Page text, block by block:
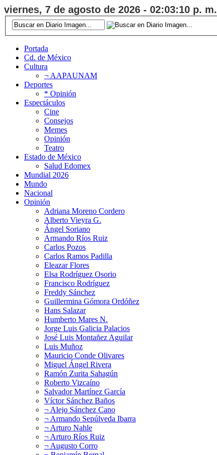
viernes, 7 de agosto de 2026 - 02:03:11 p. m.
Portada
Cd. de México
Cultura
¬ AAPAUNAM
Deportes
* Opinión
Espectáculos
Cine
Consejos
Memes
Opinión
Teatro
Estado de México
Salud Edomex
Mundial 2026
Mundo
Nacional
Opinión
Adriana Moreno Cordero
Alberto Vieyra G.
Ángel Soriano
Armando Ríos Ruiz
Carlos Pozos
Carlos Ramos Padilla
Eleazar Flores
Elsa Rodríguez Osorio
Francisco Rodríguez
Freddy Sánchez
Guillermina Gómora Ordóñez
Hans Salazar
Humberto Mares N.
Jorge Luis Galicia Palacios
José Luis Montañez Aguilar
Luis Muñoz
Mauricio Conde Olivares
Miguel Ángel Rivera
Ramón Zurita Sahagún
Roberto Vizcaíno
Salvador Martínez García
Víctor Sánchez Baños
¬ Alejo Sánchez Cano
¬ Armando Sepúlveda Ibarra
¬ Arturo Nahle
¬ Arturo Ríos Ruiz
¬ Augusto Corro